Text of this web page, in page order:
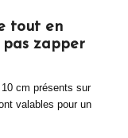
tout en
zapper
cm présents sur
valables pour un